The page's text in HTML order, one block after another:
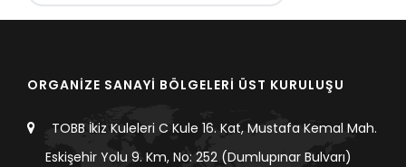
ORGANİZE SANAYİ BÖLGELERİ ÜST KURULUŞU
TOBB İkiz Kuleleri C Kule 16. Kat, Mustafa Kemal Mah.
Eskişehir Yolu 9. Km, No: 252 (Dumlupınar Bulvarı)